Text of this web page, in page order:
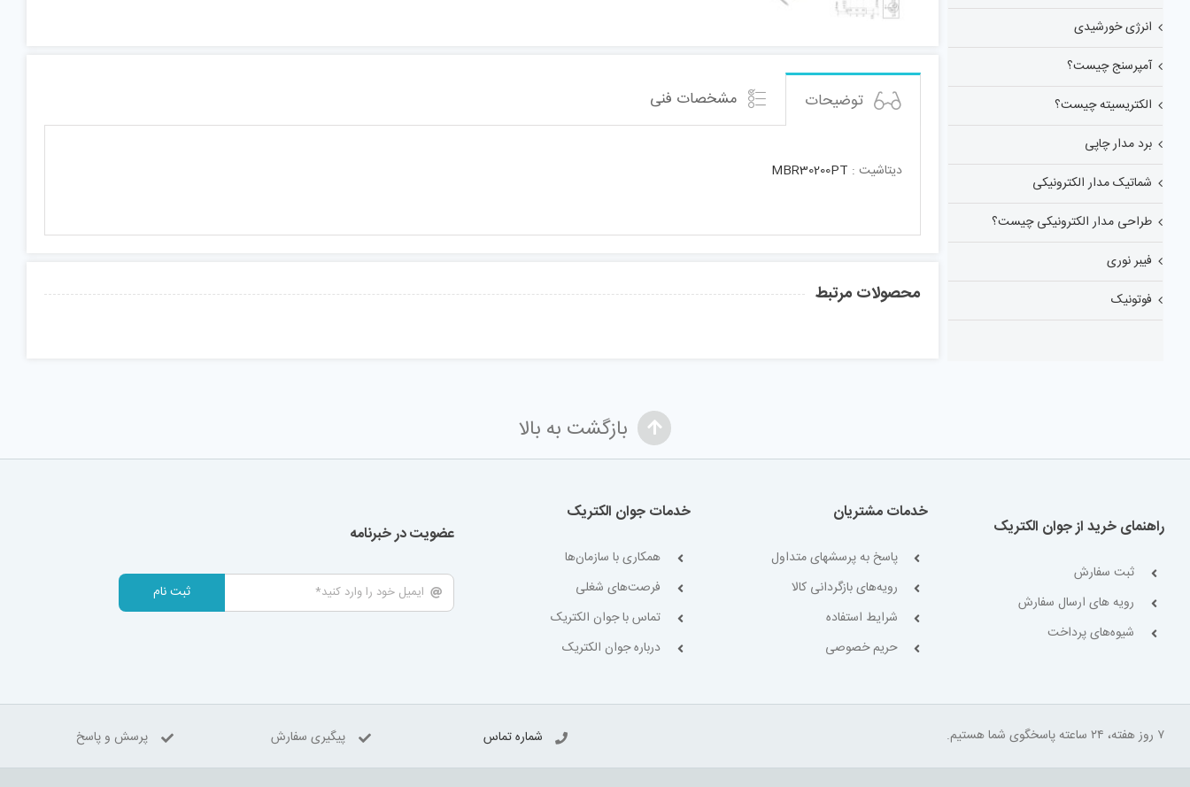
توضیحات مشخصات فنی
دیتاشیت : MBR30200PT
محصولات مرتبط
انرژی خورشیدی
آمپرسنج چیست؟
الکتریسیته چیست؟
برد مدار چاپی
شماتیک مدار الکترونیکی
طراحی مدار الکترونیکی چیست؟
فیبر نوری
فوتونیک
بازگشت به بالا
راهنمای خرید از جوان الکتریک
ثبت سفارش
رویه های ارسال سفارش
شیوه‌های پرداخت
خدمات مشتریان
پاسخ به پرسشهای متداول
رویه‌های بازگردانی کالا
شرایط استفاده
حریم خصوصی
خدمات جوان الکتریک
همکاری با سازمان‌ها
فرصت‌های شغلی
تماس با جوان الکتریک
درباره جوان الکتریک
عضویت در خبرنامه
ثبت نام
۷ روز هفته، ۲۴ ساعته پاسخگوی شما هستیم. شماره تماس پیگیری سفارش پرسش و پاسخ